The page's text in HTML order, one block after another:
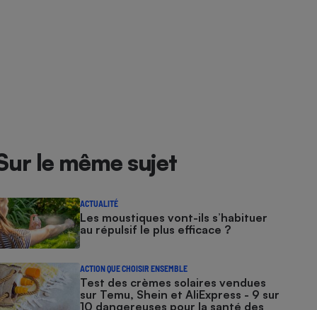
le même sujet
ACTUALITÉ
Les moustiques vont-ils s’habituer
au répulsif le plus efficace ?
ACTION QUE CHOISIR ENSEMBLE
Test des crèmes solaires vendues
sur Temu, Shein et AliExpress - 9 sur
10 dangereuses pour la santé des